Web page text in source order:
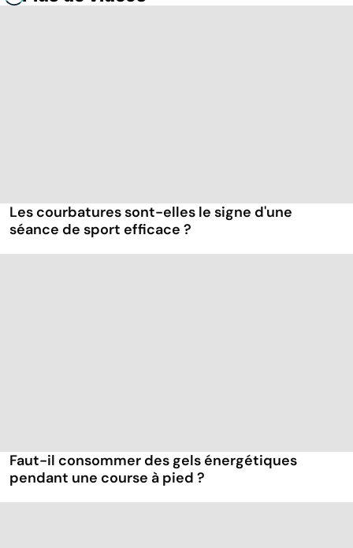
Les courbatures sont-elles le signe d'une
séance de sport efficace ?
Faut-il consommer des gels énergétiques
pendant une course à pied ?